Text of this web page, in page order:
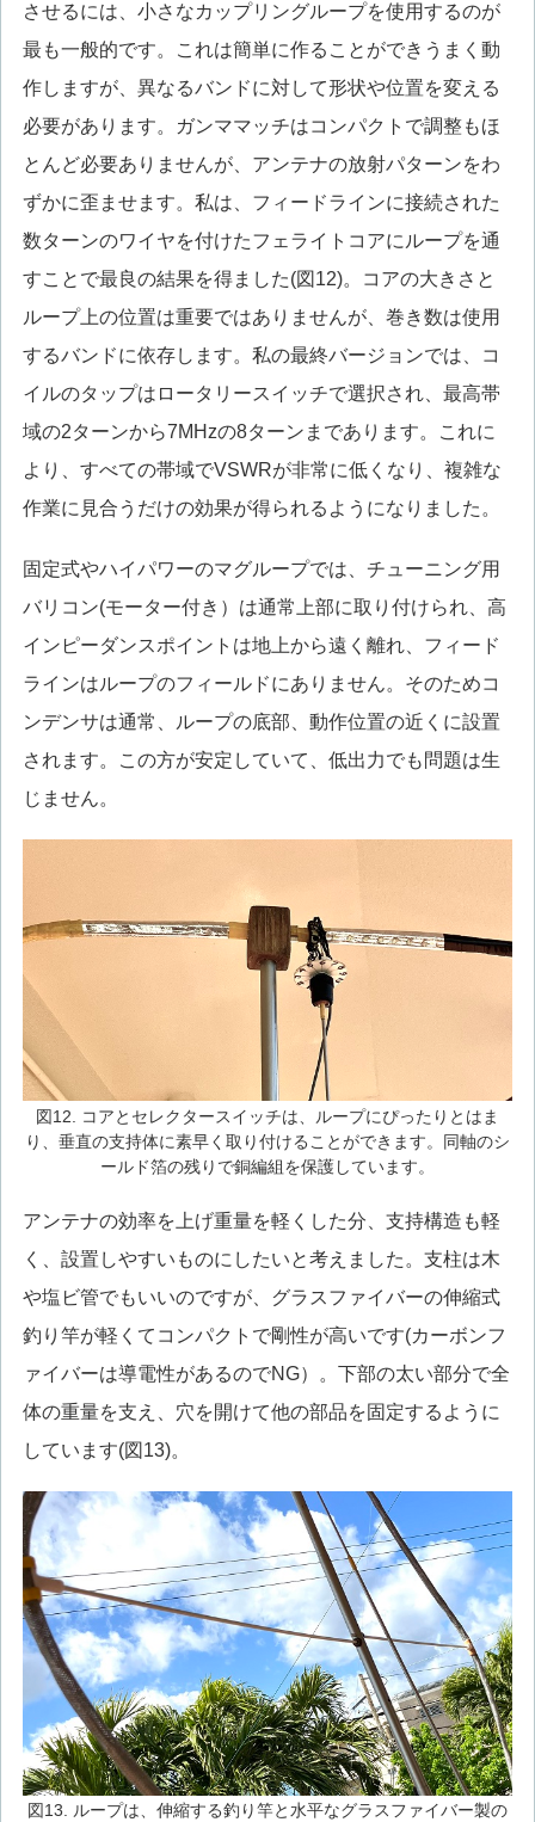
させるには、小さなカップリングループを使用するのが
最も一般的です。これは簡単に作ることができうまく動
作しますが、異なるバンドに対して形状や位置を変える
必要があります。ガンママッチはコンパクトで調整もほ
とんど必要ありませんが、アンテナの放射パターンをわ
ずかに歪ませます。私は、フィードラインに接続された
数ターンのワイヤを付けたフェライトコアにループを通
すことで最良の結果を得ました(図12)。コアの大きさと
ループ上の位置は重要ではありませんが、巻き数は使用
するバンドに依存します。私の最終バージョンでは、コ
イルのタップはロータリースイッチで選択され、最高帯
域の2ターンから7MHzの8ターンまであります。これに
より、すべての帯域でVSWRが非常に低くなり、複雑な
作業に見合うだけの効果が得られるようになりました。
固定式やハイパワーのマグループでは、チューニング用
バリコン(モーター付き）は通常上部に取り付けられ、高
インピーダンスポイントは地上から遠く離れ、フィード
ラインはループのフィールドにありません。そのためコ
ンデンサは通常、ループの底部、動作位置の近くに設置
されます。この方が安定していて、低出力でも問題は生
じません。
図12. コアとセレクタースイッチは、ループにぴったりとはま
り、垂直の支持体に素早く取り付けることができます。同軸のシ
ールド箔の残りで銅編組を保護しています。
アンテナの効率を上げ重量を軽くした分、支持構造も軽
く、設置しやすいものにしたいと考えました。支柱は木
や塩ビ管でもいいのですが、グラスファイバーの伸縮式
釣り竿が軽くてコンパクトで剛性が高いです(カーボンフ
ァイバーは導電性があるのでNG）。下部の太い部分で全
体の重量を支え、穴を開けて他の部品を固定するように
しています(図13)。
図13. ループは、伸縮する釣り竿と水平なグラスファイバー製の